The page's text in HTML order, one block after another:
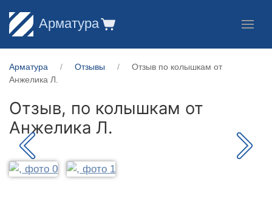
Арматура
Арматура Отзывы
Отзыв по колышкам от
Анжелика Л.
Отзыв, по колышкам от
Анжелика Л.